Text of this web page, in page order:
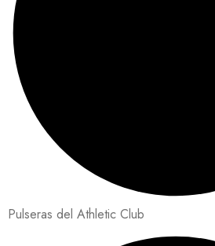
Pulseras del Athletic Club